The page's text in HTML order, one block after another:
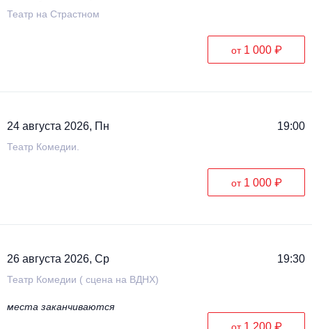
Театр на Страстном
от 1 000 ₽
24 августа 2026, Пн 19:00
Театр Комедии.
от 1 000 ₽
26 августа 2026, Ср 19:30
Театр Комедии ( сцена на ВДНХ)
места заканчиваются
1 200 ₽